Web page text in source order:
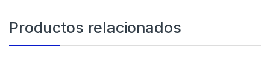
Productos relacionados